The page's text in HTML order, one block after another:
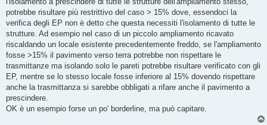
potrebbe risultare più restrittivo del caso > 15% dove, essendoci la
verifica degli EP non è detto che questa necessiti l'isolamento di tutte le
strutture. Ad esempio nel caso di un piccolo ampliamento ricavato
riscaldando un locale esistente precedentemente freddo, se l'ampliamento
fosse >15% il pavimento verso terra potrebbe non rispettare le
trasmittanze ma isolando solo le pareti potrebbe risultare verificato con gli
EP, mentre se lo stesso locale fosse inferiore al 15% dovendo rispettare
anche la trasmittanza si sarebbe obbligati a rifare anche il pavimento a
prescindere.
OK è un esempio forse un po' borderline, ma può capitare.